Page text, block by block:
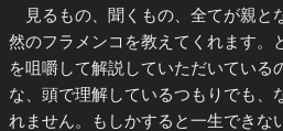
見るもの、聞くもの、全てが親と
然のフラメンコを教えてくれます。
を咀嚼して解説していただいている
な、頭で理解しているつもりでも、
れません。もしかすると一生できな